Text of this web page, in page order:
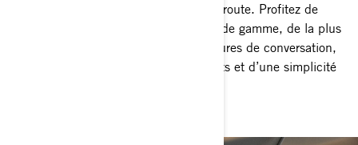
Avec VIBE, tirez davantage parti de la route. Profitez de
haut-parleurs et de microphones haut de gamme, de la plus
grande capacité de batterie avec 8 heures de conversation,
d’une interface utilisable avec ses gants et d’une simplicité